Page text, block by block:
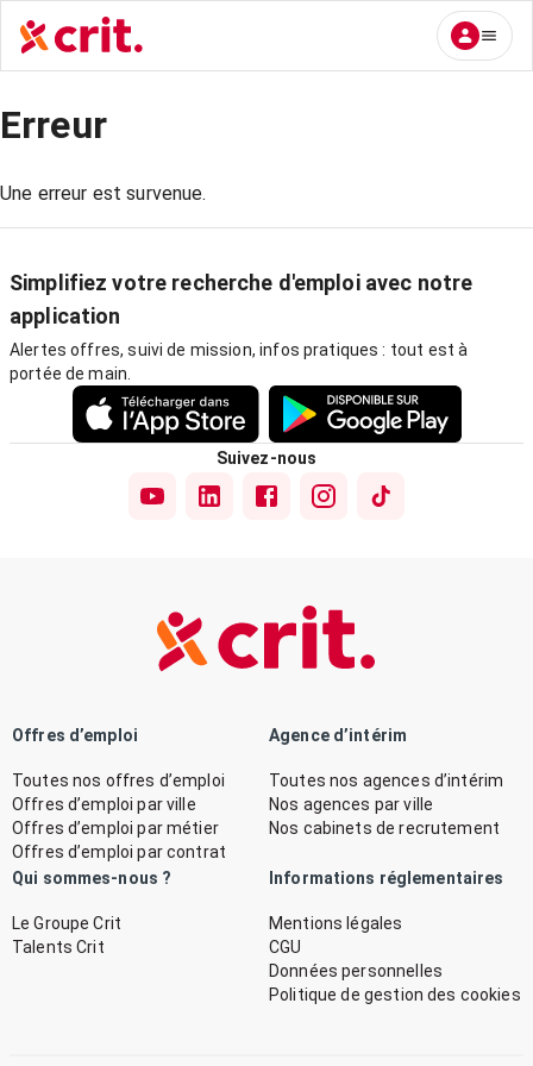
Erreur
Une erreur est survenue.
Simplifiez votre recherche d'emploi avec notre
application
Alertes offres, suivi de mission, infos pratiques : tout est à
portée de main.
Suivez-nous
Offres d’emploi
Toutes nos offres d’emploi
Offres d’emploi par ville
Offres d’emploi par métier
Offres d’emploi par contrat
Agence d’intérim
Toutes nos agences d’intérim
Nos agences par ville
Nos cabinets de recrutement
Qui sommes-nous ?
Le Groupe Crit
Talents Crit
Informations réglementaires
Mentions légales
CGU
Données personnelles
Politique de gestion des cookies